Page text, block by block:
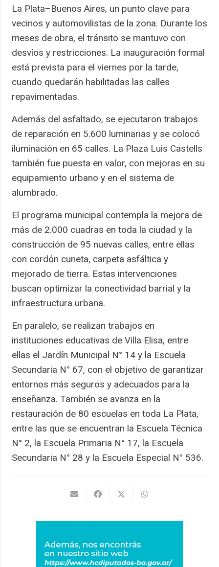
La Plata–Buenos Aires, un punto clave para
vecinos y automovilistas de la zona. Durante los
meses de obra, el tránsito se mantuvo con
desvíos y restricciones. La inauguración formal
está prevista para el viernes por la tarde,
cuando quedarán habilitadas las calles
repavimentadas.
Además del asfaltado, se ejecutaron trabajos
de reparación en 5.600 luminarias y se colocó
iluminación en 65 calles. La Plaza Luis Castells
también fue puesta en valor, con mejoras en su
equipamiento urbano y en el sistema de
alumbrado.
El programa municipal contempla la mejora de
más de 2.000 cuadras en toda la ciudad y la
construcción de 95 nuevas calles, entre ellas
con cordón cuneta, carpeta asfáltica y
mejorado de tierra. Estas intervenciones
buscan optimizar la conectividad barrial y la
infraestructura urbana.
En paralelo, se realizan trabajos en
instituciones educativas de Villa Elisa, entre
ellas el Jardín Municipal N° 14 y la Escuela
Secundaria N° 67, con el objetivo de garantizar
entornos más seguros y adecuados para la
enseñanza. También se avanza en la
restauración de 80 escuelas en toda La Plata,
entre las que se encuentran la Escuela Técnica
N° 2, la Escuela Primaria N° 17, la Escuela
Secundaria N° 28 y la Escuela Especial N° 536.